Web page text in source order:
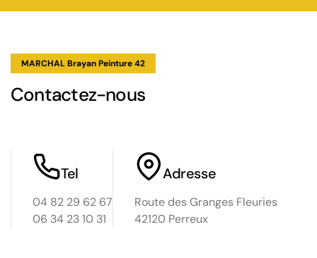
MARCHAL Brayan Peinture 42
Contactez-nous
Tel
04 82 29 62 67
06 34 23 10 31
Adresse
Route des Granges Fleuries
42120 Perreux